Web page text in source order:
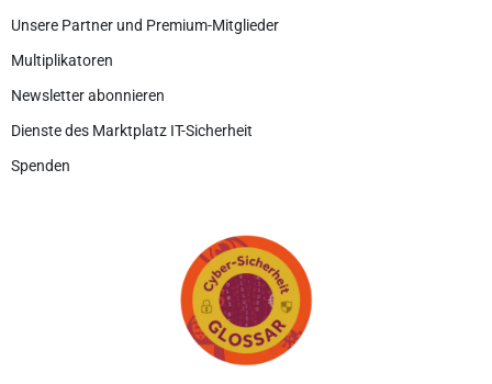
Unsere Partner und Premium-Mitglieder
Multiplikatoren
Newsletter abonnieren
Dienste des Marktplatz IT-Sicherheit
Spenden